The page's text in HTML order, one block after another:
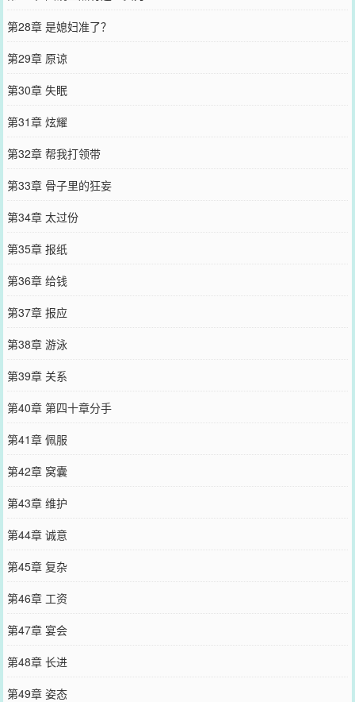
第28章 是媳妇准了？
第29章 原谅
第30章 失眠
第31章 炫耀
第32章 帮我打领带
第33章 骨子里的狂妄
第34章 太过份
第35章 报纸
第36章 给钱
第37章 报应
第38章 游泳
第39章 关系
第40章 第四十章分手
第41章 佩服
第42章 窝囊
第43章 维护
第44章 诚意
第45章 复杂
第46章 工资
第47章 宴会
第48章 长进
第49章 姿态